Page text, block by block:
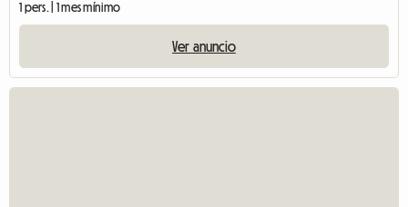
1 pers. | 1 mes mínimo
Ver anuncio